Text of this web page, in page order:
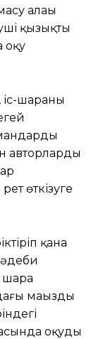
алаңы
қызықты
оқу
шараның
авторларды
өткізуге
қана
шара
маңызды
оқуды